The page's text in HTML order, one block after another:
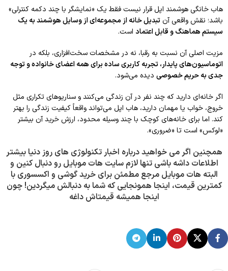
هاب خانگی هوشمند اپل قرار نیست فقط یک «نمایشگر با چند دکمه کنترلی»
باشد؛ نقش واقعی آنتبدیل خانه از مجموعه‌ای از وسایل هوشمند به یک
سیستم هماهنگ و قابل اعتماد است.
مزیت اصلی آن نسبت به رقبا، نه در مشخصات سخت‌افزاری، بلکه در
اتوماسیون‌های پایدار، تجربه کاربری ساده برای همه اعضای خانواده و توجه
جدی به حریم خصوصی دیده می‌شود.
اگر خانه‌ای دارید که چند نفر در آن زندگی می‌کنند و سناریوهای تکراری مثل
خروج، خواب یا مهمان دارید، هاب اپل می‌تواند واقعاً کیفیت زندگی را بهتر
کند. اما برای خانه‌های کوچک با چند وسیله محدود، ارزش خرید آن بیشتر
«لوکس» است تا «ضروری».
همچنین اگر می خواهید درباره اخبار تکنولوژی های روز دنیا بیشتر
اطلاعات داشه باشی تنها لازم سایت هات موبایل رو دنبال کنین و
البته هات موبایل مرجع مطمئن برای خرید گوشی و اکسسوری با
کمترین قیمت، اینجا همونجایی که شما به دنبالش میگردین! چون
اینجا همیشه قیمتاش داغه